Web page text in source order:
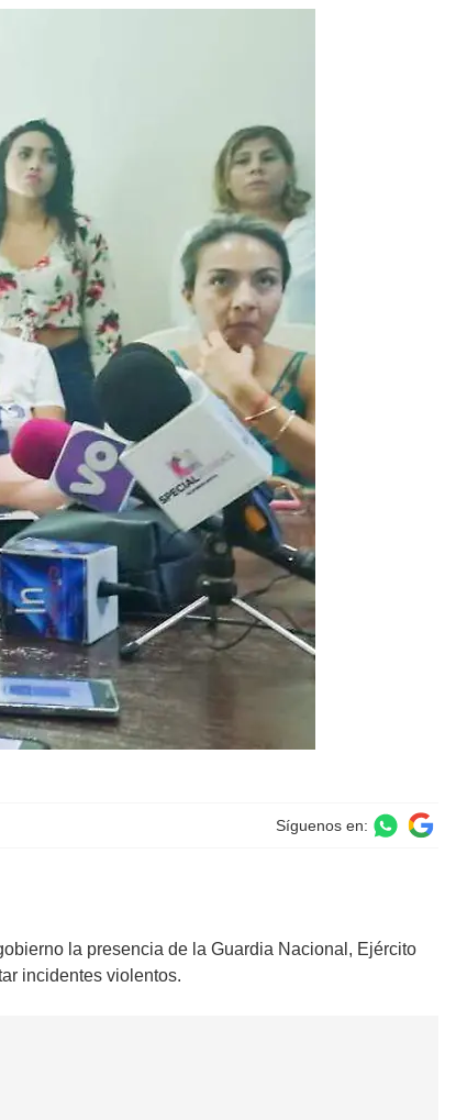
Síguenos en:
la presencia de la Guardia Nacional, Ejército
incidentes violentos.